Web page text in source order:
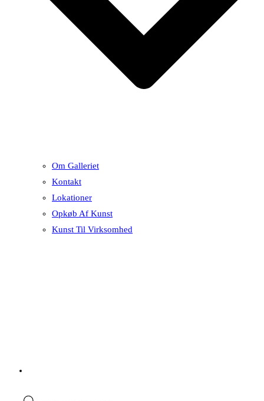
Om Galleriet
Kontakt
Lokationer
Opkøb Af Kunst
Kunst Til Virksomhed